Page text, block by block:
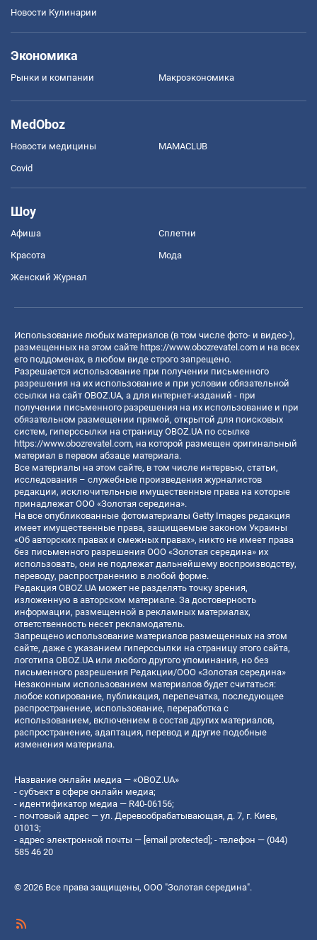
Новости Кулинарии
Экономика
Рынки и компании Mакроэкономика
MedOboz
Новости медицины MAMACLUB
Covid
Шоу
Афиша Сплетни
Красота Мода
Женский Журнал
Использование любых материалов (в том числе фото- и видео-),
размещенных на этом сайте https://www.obozrevatel.com и на всех
его поддоменах, в любом виде строго запрещено.
Разрешается использование при получении письменного
разрешения на их использование и при условии обязательной
ссылки на сайт OBOZ.UA, а для интернет-изданий - при
получении письменного разрешения на их использование и при
обязательном размещении прямой, открытой для поисковых
систем, гиперссылки на страницу OBOZ.UA по ссылке
https://www.obozrevatel.com, на которой размещен оригинальный
материал в первом абзаце материала.
Все материалы на этом сайте, в том числе интервью, статьи,
исследования – служебные произведения журналистов
редакции, исключительные имущественные права на которые
принадлежат ООО «Золотая середина».
На все опубликованные фотоматериалы Getty Images редакция
имеет имущественные права, защищаемые законом Украины
«Об авторских правах и смежных правах», никто не имеет права
без письменного разрешения ООО «Золотая середина» их
использовать, они не подлежат дальнейшему воспроизводству,
переводу, распространению в любой форме.
Редакция OBOZ.UA может не разделять точку зрения,
изложенную в авторском материале. За достоверность
информации, размещенной в рекламных материалах,
ответственность несет рекламодатель.
Запрещено использование материалов размещенных на этом
сайте, даже с указанием гиперссылки на страницу этого сайта,
логотипа OBOZ.UA или любого другого упоминания, но без
письменного разрешения Редакции/ООО «Золотая середина»
Незаконным использованием материалов будет считаться:
любое копирование, публикация, перепечатка, последующее
распространение, использование, переработка с
использованием, включением в состав других материалов,
распространение, адаптация, перевод и другие подобные
изменения материала.
Название онлайн медиа — «OBOZ.UA»
- субъект в сфере онлайн медиа;
- идентификатор медиа — R40-06156;
- почтовый адрес — ул. Деревообрабатывающая, д. 7, г. Киев,
01013;
- адрес электронной почты — [email protected]; - телефон — (044)
585 46 20
© 2026 Все права защищены, ООО "Золотая середина".